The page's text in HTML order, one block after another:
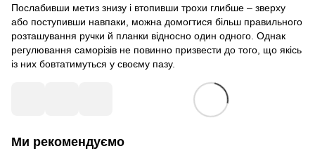
Послабивши метиз знизу і втопивши трохи глибше – зверху
або поступивши навпаки, можна домогтися більш правильного
розташування ручки й планки відносно один одного. Однак
регулювання саморізів не повинно призвести до того, що якісь
із них бовтатимуться у своєму пазу.
Ми рекомендуємо